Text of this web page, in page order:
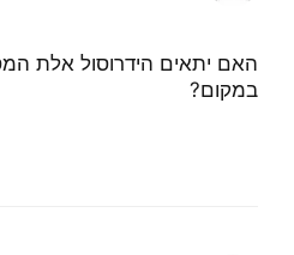
האם יתאים הידרוסול אלת
במקום?